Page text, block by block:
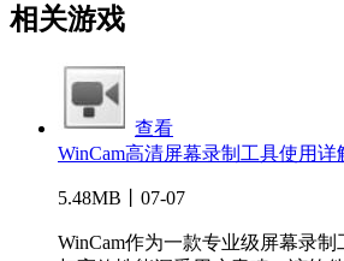
相关游戏
查看
WinCam高清屏幕录制工具使用详
5.48MB丨07-07
WinCam作为一款专业级屏幕录